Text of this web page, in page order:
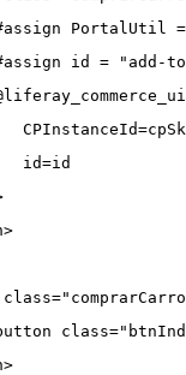
PortalUtil
id = "add-
id=id